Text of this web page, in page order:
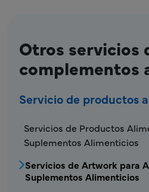
Otros servicios
complementos
Servicio de productos
FDS - Menú de
Servicios de Productos
Suplementos Alimenticios
Servicios de Artwork para
Suplementos Alimenticios